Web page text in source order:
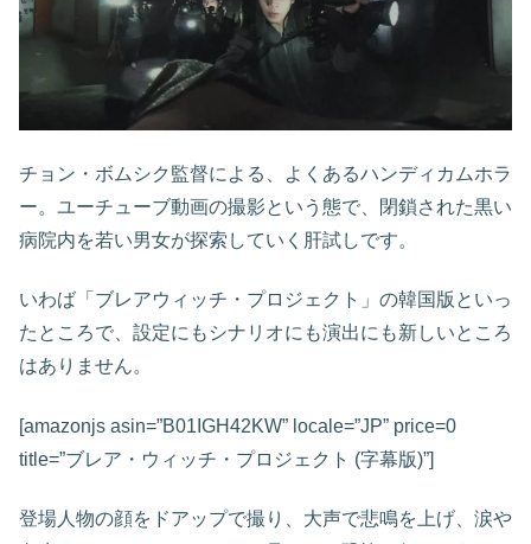
チョン・ボムシク監督による、よくあるハンディカムホラ
ー。ユーチューブ動画の撮影という態で、閉鎖された黒い
病院内を若い男女が探索していく肝試しです。
いわば「ブレアウィッチ・プロジェクト」の韓国版といっ
たところで、設定にもシナリオにも演出にも新しいところ
はありません。
[amazonjs asin=”B01IGH42KW” locale=”JP” price=0
title=”ブレア・ウィッチ・プロジェクト (字幕版)”]
登場人物の顔をドアップで撮り、大声で悲鳴を上げ、涙や